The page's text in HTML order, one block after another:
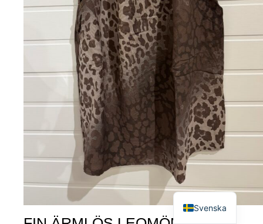
Svenska
English